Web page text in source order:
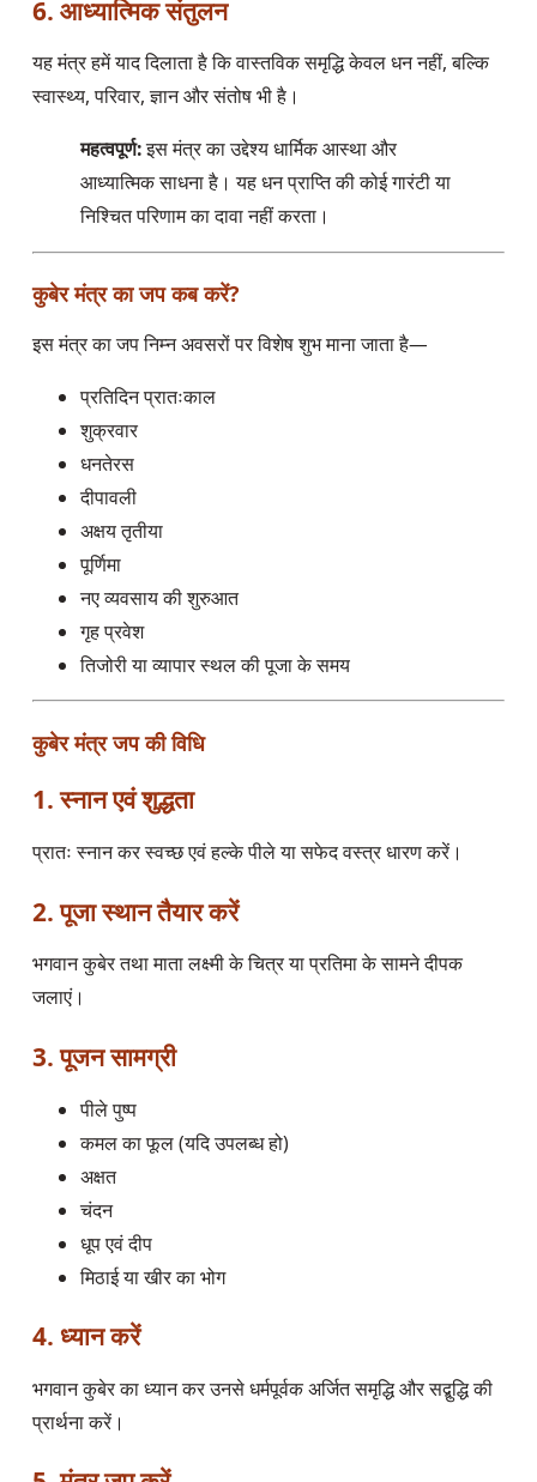
6. आध्यात्मिक संतुलन
यह मंत्र हमें याद दिलाता है कि वास्तविक समृद्धि केवल धन नहीं, बल्कि
स्वास्थ्य, परिवार, ज्ञान और संतोष भी है।
महत्वपूर्ण:इस मंत्र का उद्देश्य धार्मिक आस्था और
आध्यात्मिक साधना है। यह धन प्राप्ति की कोई गारंटी या
निश्चित परिणाम का दावा नहीं करता।
कुबेर मंत्र का जप कब करें?
इस मंत्र का जप निम्न अवसरों पर विशेष शुभ माना जाता है—
प्रतिदिन प्रातःकाल
शुक्रवार
धनतेरस
दीपावली
अक्षय तृतीया
पूर्णिमा
नए व्यवसाय की शुरुआत
गृह प्रवेश
तिजोरी या व्यापार स्थल की पूजा के समय
कुबेर मंत्र जप की विधि
1. स्नान एवं शुद्धता
प्रातः स्नान कर स्वच्छ एवं हल्के पीले या सफेद वस्त्र धारण करें।
2. पूजा स्थान तैयार करें
भगवान कुबेर तथा माता लक्ष्मी के चित्र या प्रतिमा के सामने दीपक
जलाएं।
3. पूजन सामग्री
पीले पुष्प
कमल का फूल (यदि उपलब्ध हो)
अक्षत
चंदन
धूप एवं दीप
मिठाई या खीर का भोग
4. ध्यान करें
भगवान कुबेर का ध्यान कर उनसे धर्मपूर्वक अर्जित समृद्धि और सद्बुद्धि की
प्रार्थना करें।